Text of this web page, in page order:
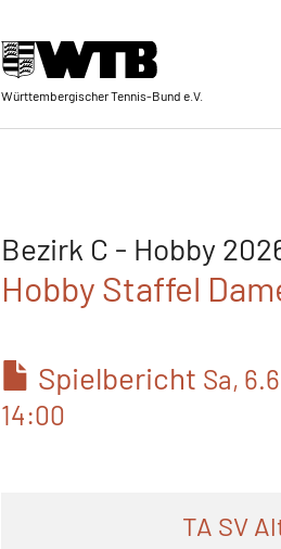
Württembergischer Tennis-Bund e.V.
Bezirk C - Hobby
Hobby Staffel
Spielbericht Sa,
14:00
TA SV